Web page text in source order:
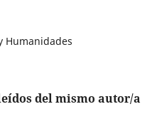
Humanidades
del mismo autor/a